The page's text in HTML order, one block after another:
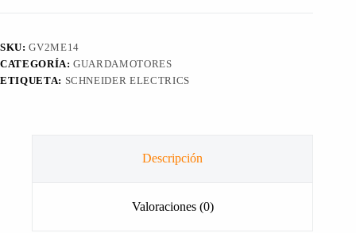
SKU:GV2ME14
CATEGORÍA:GUARDAMOTORES
ETIQUETA: SCHNEIDER ELECTRICS
Descripción
Valoraciones (0)